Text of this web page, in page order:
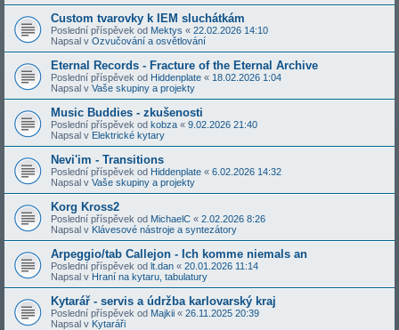
Custom tvarovky k IEM sluchátkám
Poslední příspěvek od Mektys « 22.02.2026 14:10
Napsal v Ozvučování a osvětlování
Eternal Records - Fracture of the Eternal Archive
Poslední příspěvek od Hiddenplate « 18.02.2026 1:04
Napsal v Vaše skupiny a projekty
Music Buddies - zkušenosti
Poslední příspěvek od kobza « 9.02.2026 21:40
Napsal v Elektrické kytary
Nevi'im - Transitions
Poslední příspěvek od Hiddenplate « 6.02.2026 14:32
Napsal v Vaše skupiny a projekty
Korg Kross2
Poslední příspěvek od MichaelC « 2.02.2026 8:26
Napsal v Klávesové nástroje a syntezátory
Arpeggio/tab Callejon - Ich komme niemals an
Poslední příspěvek od lt.dan « 20.01.2026 11:14
Napsal v Hraní na kytaru, tabulatury
Kytarář - servis a údržba karlovarský kraj
Poslední příspěvek od Majkii « 26.11.2025 20:39
Napsal v Kytaráři